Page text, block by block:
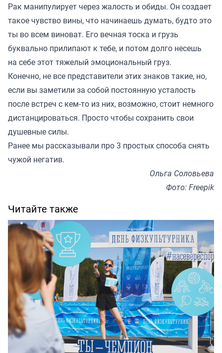
Рак манипулирует через жалость и обиды. Он создает
такое чувство вины, что начинаешь думать, будто это
ты во всем виноват. Его вечная тоска и грузь
буквально прилипают к тебе, и потом долго несешь
на себе этот тяжелый эмоциональный груз.
Конечно, не все представители этих знаков такие, но,
если вы заметили за собой постоянную усталость
после встреч с кем-то из них, возможно, стоит немного
дистанцироваться. Просто чтобы сохранить свои
душевные силы.
Ранее мы рассказывали про 3 простых способа снять
чужой негатив.
Ольга Соловьева
Фото: Freepik
Читайте также